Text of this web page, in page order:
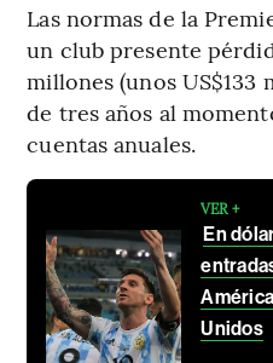
Las normas de la
un club presente
millones (unos
de tres años al
cuentas anuales.
VER +
En
Unidos